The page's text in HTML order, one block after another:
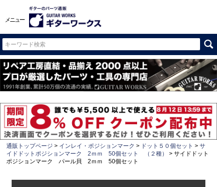
メニュー
通販トップページ インレイ・ポジションマーク ドット５０個セット
サ
イドドットポジションマーク 2ｍｍ 50個セット （２種）
サイドドット
ポジションマーク パール貝 2ｍｍ 50個セット